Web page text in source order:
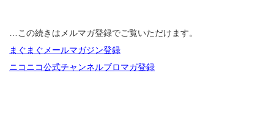
…この続きはメルマガ登録でご覧いただけます。
まぐまぐメールマガジン登録
ニコニコ公式チャンネルブロマガ登録